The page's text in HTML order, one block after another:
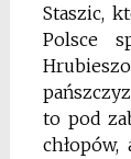
Staszic,
Polsce
to pod